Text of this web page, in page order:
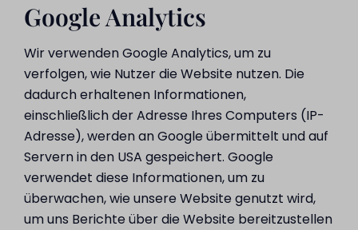
Google Analytics
Wir verwenden Google Analytics, um zu
verfolgen, wie Nutzer die Website nutzen. Die
dadurch erhaltenen Informationen,
einschließlich der Adresse Ihres Computers (IP-
Adresse), werden an Google übermittelt und auf
Servern in den USA gespeichert. Google
verwendet diese Informationen, um zu
überwachen, wie unsere Website genutzt wird,
um uns Berichte über die Website bereitzustellen